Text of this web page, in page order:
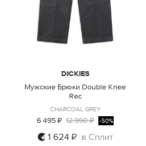
29
DICKIES
Мужские Брюки Double Knee
Rec
CHARCOAL GREY
6 495 ₽ 12 990 ₽ -50%
1 624 ₽ в Сплит